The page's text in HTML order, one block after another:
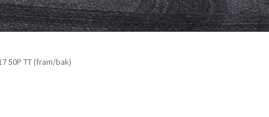
50P TT (fram/bak)